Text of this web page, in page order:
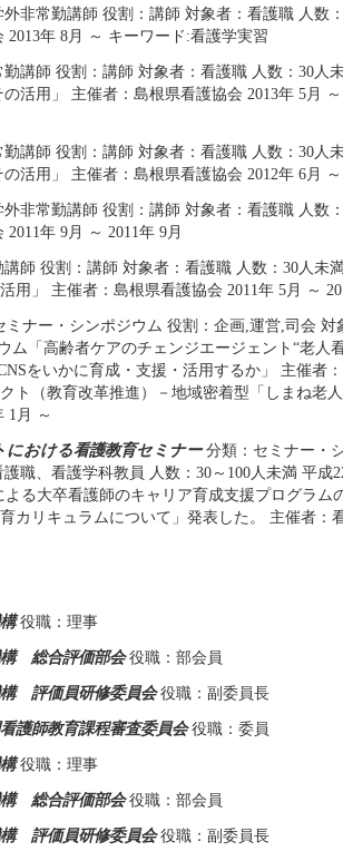
非常勤講師 役割：講師 対象者：看護職 人数
年 8月 ～ キーワード:看護学実習
講師 役割：講師 対象者：看護職 人数：30人
活用」 主催者：島根県看護協会 2013年 5月
講師 役割：講師 対象者：看護職 人数：30人
活用」 主催者：島根県看護協会 2012年 6月 ～
非常勤講師 役割：講師 対象者：看護職 人数
年 9月 ～ 2011年 9月
師 役割：講師 対象者：看護職 人数：30人未
用」 主催者：島根県看護協会 2011年 5月 ～
ミナー・シンポジウム 役割：企画,運営,司会 対
「高齢者ケアのチェンジエージェント“老人
をいかに育成・支援・活用するか」 主催者
（教育改革推進）－地域密着型「しまね老人
1月 ～
における看護教育セミナー分類：セミナー・
職、看護学科教員 人数：30～100人未満 平成
る大卒看護師のキャリア育成支援プログラム
カリキュラムについて」発表した。 主催者：
役職：理事
総合評価部会役職：部会員
評価員研修委員会役職：副委員長
護師教育課程審査委員会役職：委員
役職：理事
総合評価部会役職：部会員
評価員研修委員会役職：副委員長